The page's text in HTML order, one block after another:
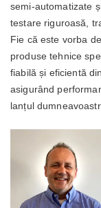
semi-automatizate
testare riguroasă,
Fie că este vorba
produse tehnice
fiabilă și eficientă
asigurând
lanțul